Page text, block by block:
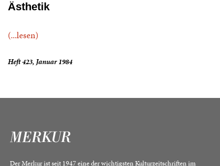
Ästhetik
(...lesen)
Heft 423, Januar 1984
Der Merkur ist seit 1947 eine der wichtigsten Kulturzeitschriften im